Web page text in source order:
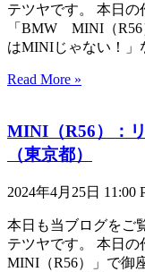
テツヤです。 本日
「BMW MINI（
はMINIじゃない！」
Read More »
MINI（R56）：
（東京都）
2024年4月25日 11:00
本日も当ブログをご
テツヤです。 本日
MINI（R56）」で御